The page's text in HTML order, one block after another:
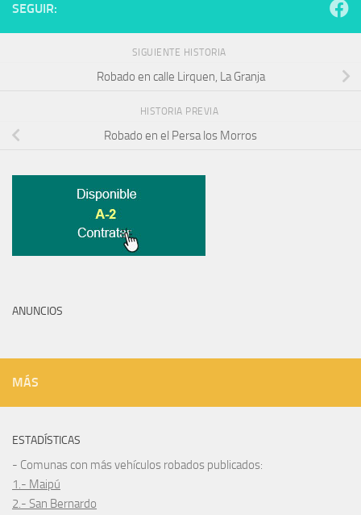
SEGUIR:
SIGUIENTE HISTORIA
Robado en calle Lirquen, La Granja
HISTORIA PREVIA
Robado en el Persa los Morros
ANUNCIOS
MÁS
ESTADÍSTICAS
- Comunas con más vehículos robados publicados:
1.- Maipú
2.- San Bernardo